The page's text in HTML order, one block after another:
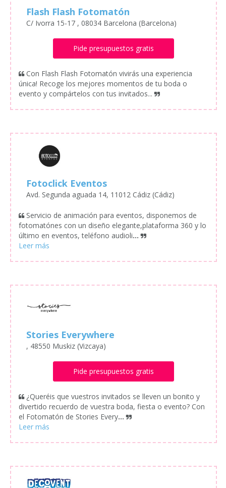
Flash Flash Fotomatón
C/ Ivorra 15-17 , 08034 Barcelona (Barcelona)
Pide presupuestos gratis
Con Flash Flash Fotomatón vivirás una experiencia
única! Recoge los mejores momentos de tu boda o
evento y compártelos con tus invitados...
Fotoclick Eventos
Avd. Segunda aguada 14, 11012 Cádiz (Cádiz)
Servicio de animación para eventos, disponemos de
fotomatónes con un diseño elegante,plataforma 360 y lo
último en eventos, teléfono audioli...
Stories Everywhere
, 48550 Muskiz (Vizcaya)
Pide presupuestos gratis
¿Queréis que vuestros invitados se lleven un bonito y
divertido recuerdo de vuestra boda, fiesta o evento? Con
el Fotomatón de Stories Every...